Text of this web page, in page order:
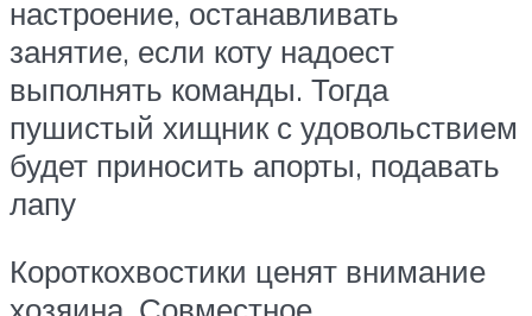
настроение, останавливать
занятие, если коту надоест
выполнять команды. Тогда
пушистый хищник с удовольствием
будет приносить апорты, подавать
лапу
Короткохвостики ценят внимание